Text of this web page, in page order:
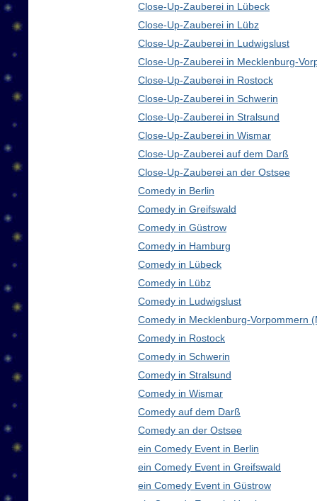
Close-Up-Zauberei in Lübeck
Close-Up-Zauberei in Lübz
Close-Up-Zauberei in Ludwigslust
Close-Up-Zauberei in Mecklenburg-
Close-Up-Zauberei in Rostock
Close-Up-Zauberei in Schwerin
Close-Up-Zauberei in Stralsund
Close-Up-Zauberei in Wismar
Close-Up-Zauberei auf dem Darß
Close-Up-Zauberei an der Ostsee
Comedy in Berlin
Comedy in Greifswald
Comedy in Güstrow
Comedy in Hamburg
Comedy in Lübeck
Comedy in Lübz
Comedy in Ludwigslust
Comedy in Mecklenburg-Vorpommern
Comedy in Rostock
Comedy in Schwerin
Comedy in Stralsund
Comedy in Wismar
Comedy auf dem Darß
Comedy an der Ostsee
ein Comedy Event in Berlin
ein Comedy Event in Greifswald
ein Comedy Event in Güstrow